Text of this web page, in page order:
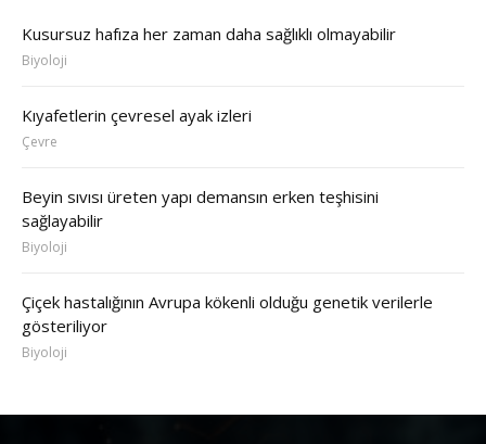
Kusursuz hafıza her zaman daha sağlıklı olmayabilir
Biyoloji
Kıyafetlerin çevresel ayak izleri
Çevre
Beyin sıvısı üreten yapı demansın erken teşhisini
sağlayabilir
Biyoloji
Çiçek hastalığının Avrupa kökenli olduğu genetik verilerle
gösteriliyor
Biyoloji